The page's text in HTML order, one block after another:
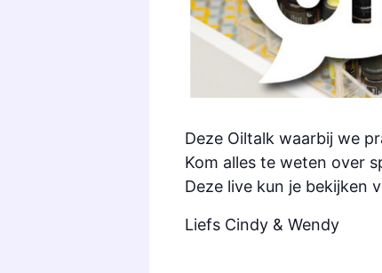
Deze Oiltalk waarbij we
Kom alles te weten over
Deze live kun je bekijken
Liefs Cindy & Wendy